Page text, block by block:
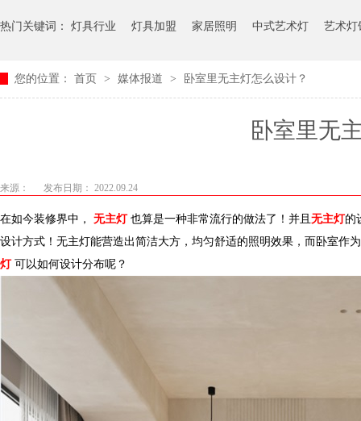
热门关键词： 灯具行业 灯具加盟 家居照明 中式艺术灯 艺术灯
您的位置： 首页 > 媒体报道 > 卧室里无主灯怎么设计？
卧室里无
来源： 发布日期： 2022.09.24
在如今装修界中， 无主灯 也算是一种非常流行的做法了！并且 无主灯的
设计方式！无主灯能营造出简洁大方，均匀舒适的照明效果，而卧室
灯 可以如何设计分布呢？